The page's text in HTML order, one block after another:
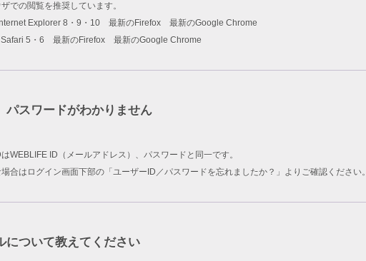
での閲覧を推奨しています。
Explorer 8・9・10 最新のFirefox 最新のGoogle Chrome
Safari 5・6 最新のFirefox 最新のGoogle Chrome
パスワードがわかりません
WEBLIFE ID（メールアドレス）、パスワードと同一です。
合はログイン画面下部の「ユーザーID／パスワードを忘れましたか？」よりご確認ください。
について教えてください